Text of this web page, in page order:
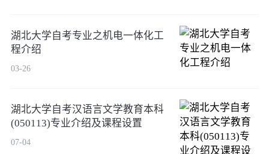
湖北大学自考专业之机电一体化工
程介绍
03-26
湖北大学自考汉语言文学教育本科
(050113)专业介绍及课程设置
07-04